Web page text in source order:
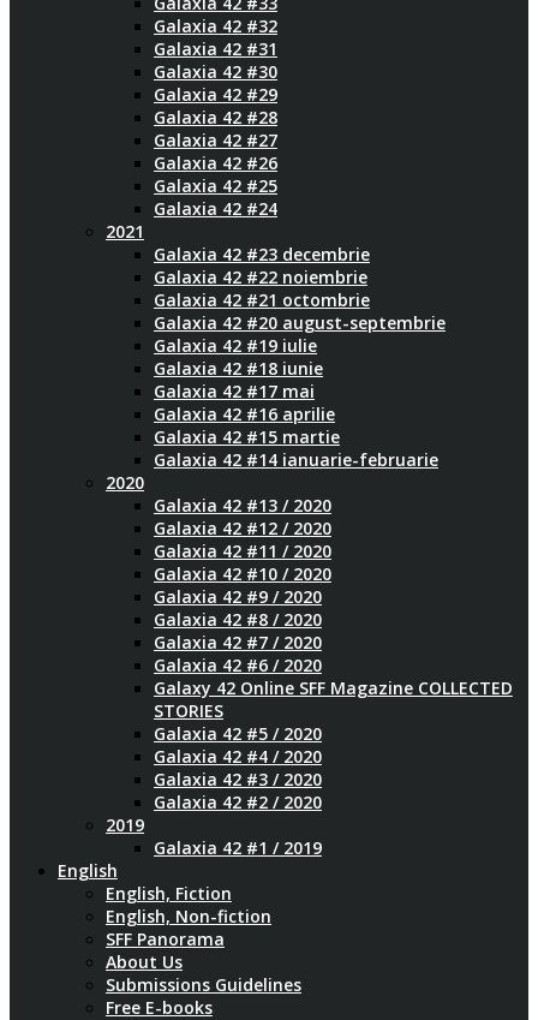
Galaxia 42 #32
Galaxia 42 #31
Galaxia 42 #30
Galaxia 42 #29
Galaxia 42 #28
Galaxia 42 #27
Galaxia 42 #26
Galaxia 42 #25
Galaxia 42 #24
2021
Galaxia 42 #23 decembrie
Galaxia 42 #22 noiembrie
Galaxia 42 #21 octombrie
Galaxia 42 #20 august-septembrie
Galaxia 42 #19 iulie
Galaxia 42 #18 iunie
Galaxia 42 #17 mai
Galaxia 42 #16 aprilie
Galaxia 42 #15 martie
Galaxia 42 #14 ianuarie-februarie
2020
Galaxia 42 #13 / 2020
Galaxia 42 #12 / 2020
Galaxia 42 #11 / 2020
Galaxia 42 #10 / 2020
Galaxia 42 #9 / 2020
Galaxia 42 #8 / 2020
Galaxia 42 #7 / 2020
Galaxia 42 #6 / 2020
Galaxy 42 Online SFF Magazine COLLECTED
STORIES
Galaxia 42 #5 / 2020
Galaxia 42 #4 / 2020
Galaxia 42 #3 / 2020
Galaxia 42 #2 / 2020
2019
Galaxia 42 #1 / 2019
English
English, Fiction
English, Non-fiction
SFF Panorama
About Us
Submissions Guidelines
Free E-books